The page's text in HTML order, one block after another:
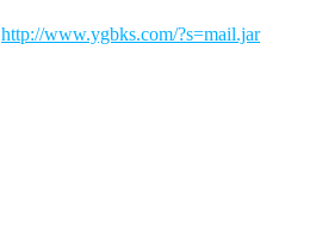
http://www.ygbks.com/?s=mail.jar